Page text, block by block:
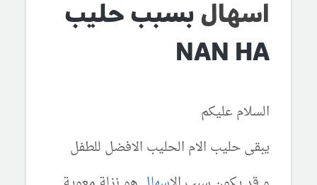
اسهال بسبب حليب
NAN HA
السلام عليكم
يبقى حليب الام الحليب الافضل للطفل